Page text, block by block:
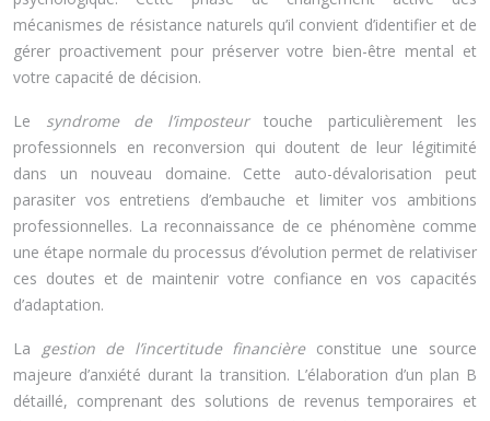
mécanismes de résistance naturels qu’il convient d’identifier et de
gérer proactivement pour préserver votre bien-être mental et
votre capacité de décision.
Le syndrome de l’imposteurtouche particulièrement les
professionnels en reconversion qui doutent de leur légitimité
dans un nouveau domaine. Cette auto-dévalorisation peut
parasiter vos entretiens d’embauche et limiter vos ambitions
professionnelles. La reconnaissance de ce phénomène comme
une étape normale du processus d’évolution permet de relativiser
ces doutes et de maintenir votre confiance en vos capacités
d’adaptation.
La gestion de l’incertitude financièreconstitue une source
majeure d’anxiété durant la transition. L’élaboration d’un plan B
détaillé, comprenant des solutions de revenus temporaires et